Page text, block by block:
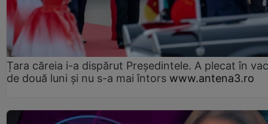
Țara căreia i-a dispărut Președintele. A plecat în
de două luni și nu s-a mai întors www.antena3.ro